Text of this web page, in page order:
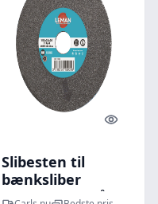
Quick
Slibesten til
bænksliber
Ø150mm - GRÅ